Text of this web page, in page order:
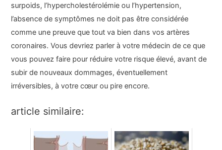
surpoids, l’hypercholestérolémie ou l’hypertension,
l’absence de symptômes ne doit pas être considérée
comme une preuve que tout va bien dans vos artères
coronaires. Vous devriez parler à votre médecin de ce que
vous pouvez faire pour réduire votre risque élevé, avant de
subir de nouveaux dommages, éventuellement
irréversibles, à votre cœur ou pire encore.
article similaire: